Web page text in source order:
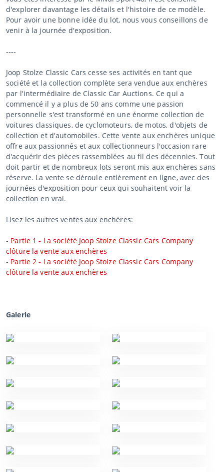
d'explorer davantage les détails et l'histoire de ce modèle.
Pour avoir une bonne idée du lot, nous vous conseillons de
venir à la journée d'exposition.
----
Joop Stolze Classic Cars cesse ses activités en tant que
société et la collection complète sera vendue aux enchères
par l'intermédiaire de Classic Car Auctions. Ce qui a
commencé il y a plus de 50 ans comme une passion
personnelle s'est transformé en une énorme collection de
voitures classiques, de cyclomoteurs, de motos, d'objets de
collection et d'automobiles. Cette vente aux enchères unique
offre aux passionnés et aux collectionneurs l'occasion rare
d'acquérir des pièces rassemblées au fil des décennies. Tout
doit partir et de nombreux lots seront mis aux enchères sans
réserve. La vente se déroule entièrement en ligne, avec des
journées d'exposition pour ceux qui souhaitent voir la
collection en vrai.
Lisez les autres ventes aux enchères:
- Partie 1 - La société Joop Stolze Classic Cars Company
clôture la vente aux enchères
- Partie 2 - La société Joop Stolze Classic Cars Company
clôture la vente aux enchères
Galerie